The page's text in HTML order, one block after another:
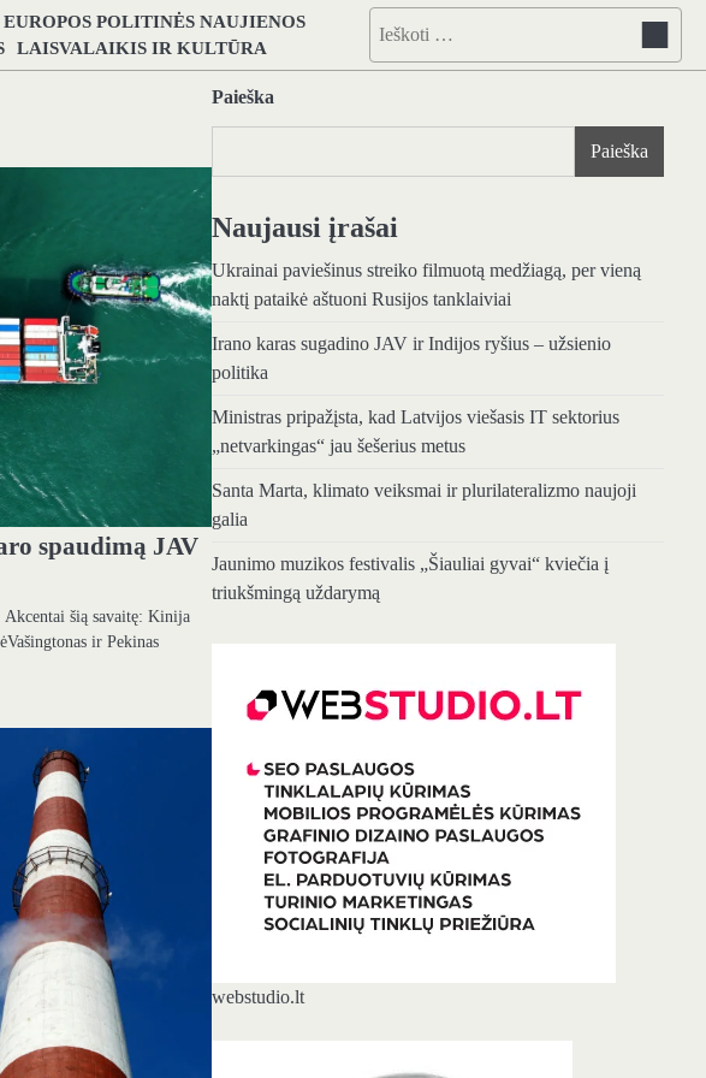
EUROPOS POLITINĖS NAUJIENOS
LAISVALAIKIS IR KULTŪRA
Ieškoti:
spaudimą JAV
šią savaitę: Kinija
ir Pekinas
Paieška
Paieška
Naujausi įrašai
Ukrainai paviešinus streiko filmuotą medžiagą, per vieną
naktį pataikė aštuoni Rusijos tanklaiviai
Irano karas sugadino JAV ir Indijos ryšius – užsienio
politika
Ministras pripažįsta, kad Latvijos viešasis IT sektorius
„netvarkingas“ jau šešerius metus
Santa Marta, klimato veiksmai ir plurilateralizmo naujoji
galia
Jaunimo muzikos festivalis „Šiauliai gyvai“ kviečia į
triukšmingą uždarymą
webstudio.lt